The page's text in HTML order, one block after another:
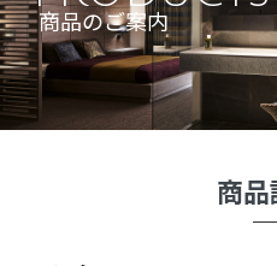
商品のご案内
商